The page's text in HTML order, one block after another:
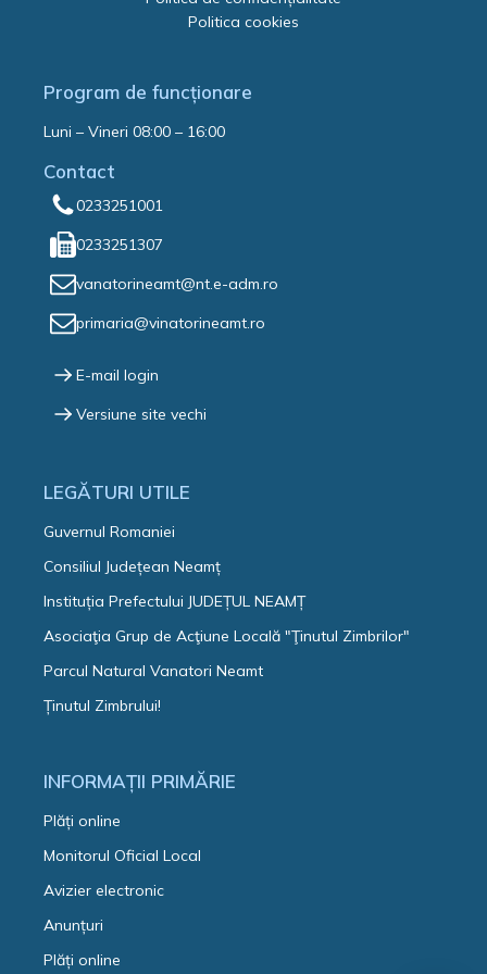
Politica cookies
Program de funcționare
Luni – Vineri 08:00 – 16:00
Contact
0233251001
0233251307
vanatorineamt@nt.e-adm.ro
primaria@vinatorineamt.ro
E-mail login
Versiune site vechi
LEGĂTURI UTILE
Guvernul Romaniei
Consiliul Județean Neamț
Instituția Prefectului JUDEȚUL NEAMȚ
Asociaţia Grup de Acţiune Locală "Ţinutul Zimbrilor"
Parcul Natural Vanatori Neamt
Ținutul Zimbrului!
INFORMAȚII PRIMĂRIE
Plăți online
Monitorul Oficial Local
Avizier electronic
Anunțuri
Plăți online